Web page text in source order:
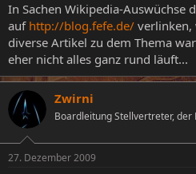
In Sachen Wikipedia-Auswüchse
auf http://blog.fefe.de/ verlinken,
diverse Artikel zu dem Thema
eher nicht alles ganz rund läuft...
Zwirni
Boardleitung Stellvertreter, der
27. Dezember 2009